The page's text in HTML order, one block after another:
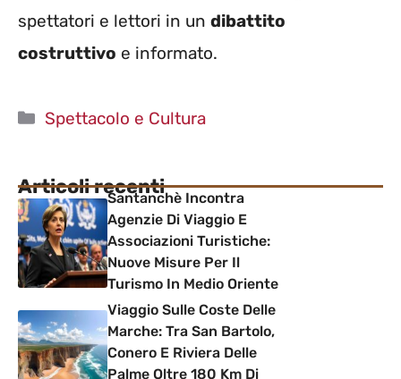
spettatori e lettori in un dibattito
costruttivo e informato.
Categorie
Spettacolo e Cultura
Articoli recentiSantanchè Incontra
Agenzie Di Viaggio E
Associazioni Turistiche:
Nuove Misure Per Il
Turismo In Medio Oriente
Viaggio Sulle Coste Delle
Marche: Tra San Bartolo,
Conero E Riviera Delle
Palme Oltre 180 Km Di